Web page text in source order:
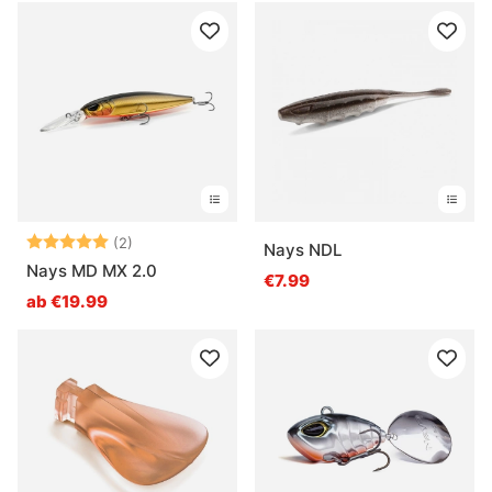
Bewertung:(2)
5.0 von 5 Sternen
Nays MD MX 2.0
ab €19.99
Nays NDL
€7.99